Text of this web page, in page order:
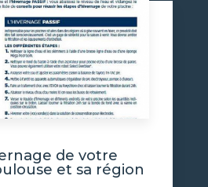
de votre
et sa région